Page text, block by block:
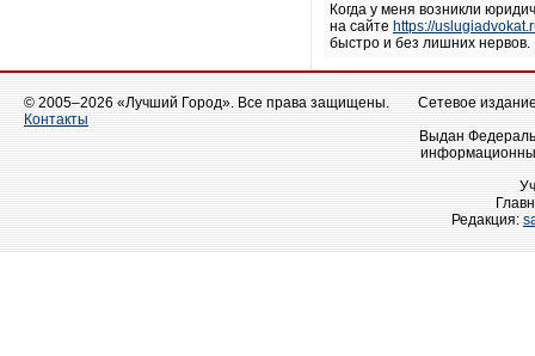
Когда у меня возникли
на сайте https://
быстро и без лишних нервов.
© 2005–2026 «Лучший Город». Все права защищены.
Контакты
Сетевое
Выдан
Редакция: